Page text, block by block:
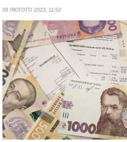
09 ЛЮТОГО 2023, 11:52